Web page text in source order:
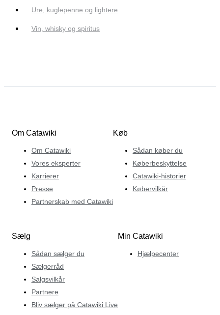
Ure, kuglepenne og lightere
Vin, whisky og spiritus
Om Catawiki
Om Catawiki
Vores eksperter
Karrierer
Presse
Partnerskab med Catawiki
Køb
Sådan køber du
Køberbeskyttelse
Catawiki-historier
Købervilkår
Sælg
Sådan sælger du
Sælgerråd
Salgsvilkår
Partnere
Bliv sælger på Catawiki Live
Min Catawiki
Hjælpecenter